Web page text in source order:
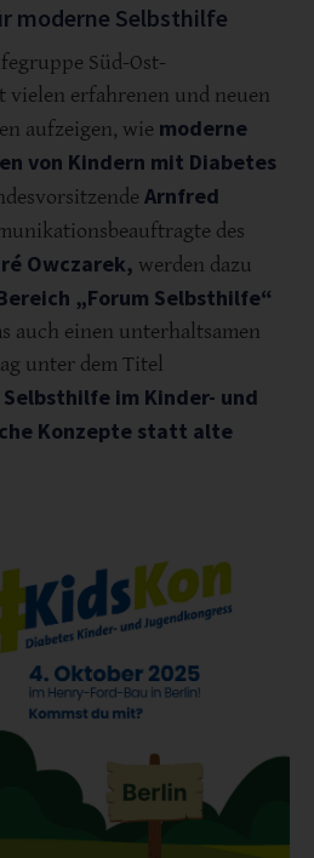
moderne Selbsthilfe
Süd-Ost-
vielen erfahrenen und neuen
aufzeigen, wie moderne
von Kindern mit Diabetes
Arnfred
des
Owczarek, werden dazu
„Forum Selbsthilfe“
auch einen unterhaltsamen
unter dem Titel
im Kinder- und
Konzepte statt alte